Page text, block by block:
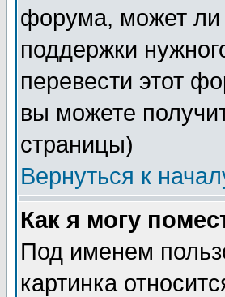
форума, может ли
поддержки
перевести этот
вы можете
страницы)
Вернуться к
Как я могу
Под именем
картинка